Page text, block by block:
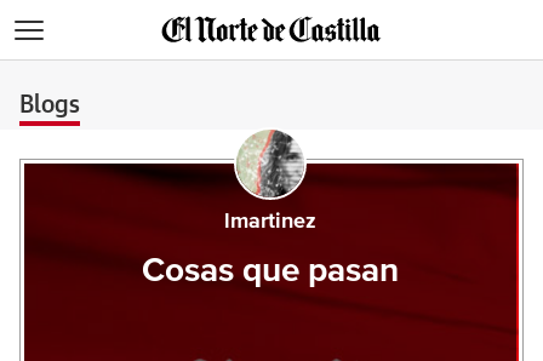
Blogs
lmartinez
Cosas que pasan